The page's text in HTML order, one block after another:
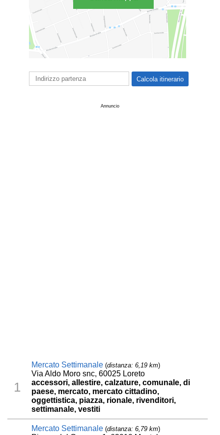
Annuncio
1
Mercato Settimanale (distanza: 6,19 km)
Via Aldo Moro snc, 60025 Loreto
accessori, allestire, calzature, comunale, di
paese, mercato, mercato cittadino,
oggettistica, piazza, rionale, rivenditori,
settimanale, vestiti
Mercato Settimanale (distanza: 6,79 km)